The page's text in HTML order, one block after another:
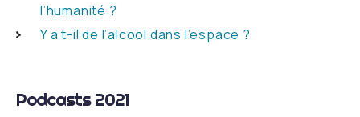
l’humanité ?
Y a t-il de l’alcool dans l’espace ?
Podcasts 2021